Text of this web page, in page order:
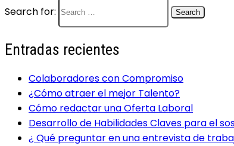
Search for: Search
Entradas recientes
Colaboradores con Compromiso
¿Cómo atraer el mejor Talento?
Cómo redactar una Oferta Laboral
Desarrollo de Habilidades Claves para el
¿ Qué preguntar en una entrevista de